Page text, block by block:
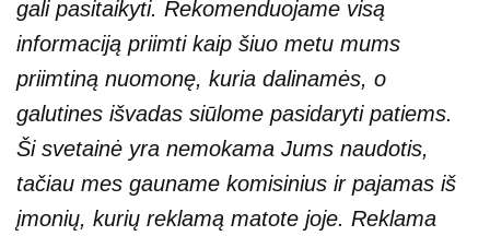
gali pasitaikyti. Rekomenduojame visą
informaciją priimti kaip šiuo metu mums
priimtiną nuomonę, kuria dalinamės, o
galutines išvadas siūlome pasidaryti patiems.
Ši svetainė yra nemokama Jums naudotis,
tačiau mes gauname komisinius ir pajamas iš
įmonių, kurių reklamą matote joje. Reklama